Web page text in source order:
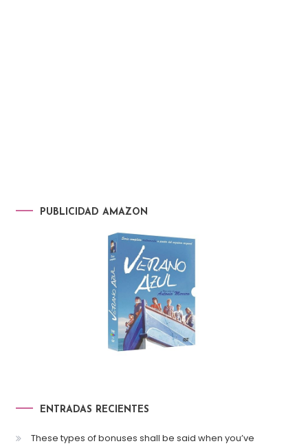
PUBLICIDAD AMAZON
ENTRADAS RECIENTES
These types of bonuses shall be said when you’ve